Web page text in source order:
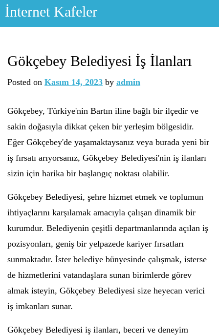
Skip
İnternet Kafeler
Gökçebey Belediyesi İş İlanları
Posted on Kasım 14, 2023 by admin
Gökçebey, Türkiye'nin Bartın iline bağlı bir ilçedir ve
sakin doğasıyla dikkat çeken bir yerleşim bölgesidir.
Eğer Gökçebey'de yaşamaktaysanız veya burada yeni bir
iş fırsatı arıyorsanız, Gökçebey Belediyesi'nin iş ilanları
sizin için harika bir başlangıç noktası olabilir.
Gökçebey Belediyesi, şehre hizmet etmek ve toplumun
ihtiyaçlarını karşılamak amacıyla çalışan dinamik bir
kurumdur. Belediyenin çeşitli departmanlarında açılan iş
pozisyonları, geniş bir yelpazede kariyer fırsatları
sunmaktadır. İster belediye bünyesinde çalışmak, isterse
de hizmetlerini vatandaşlara sunan birimlerde görev
almak isteyin, Gökçebey Belediyesi size heyecan verici
iş imkanları sunar.
Gökçebey Belediyesi iş ilanları, beceri ve deneyim